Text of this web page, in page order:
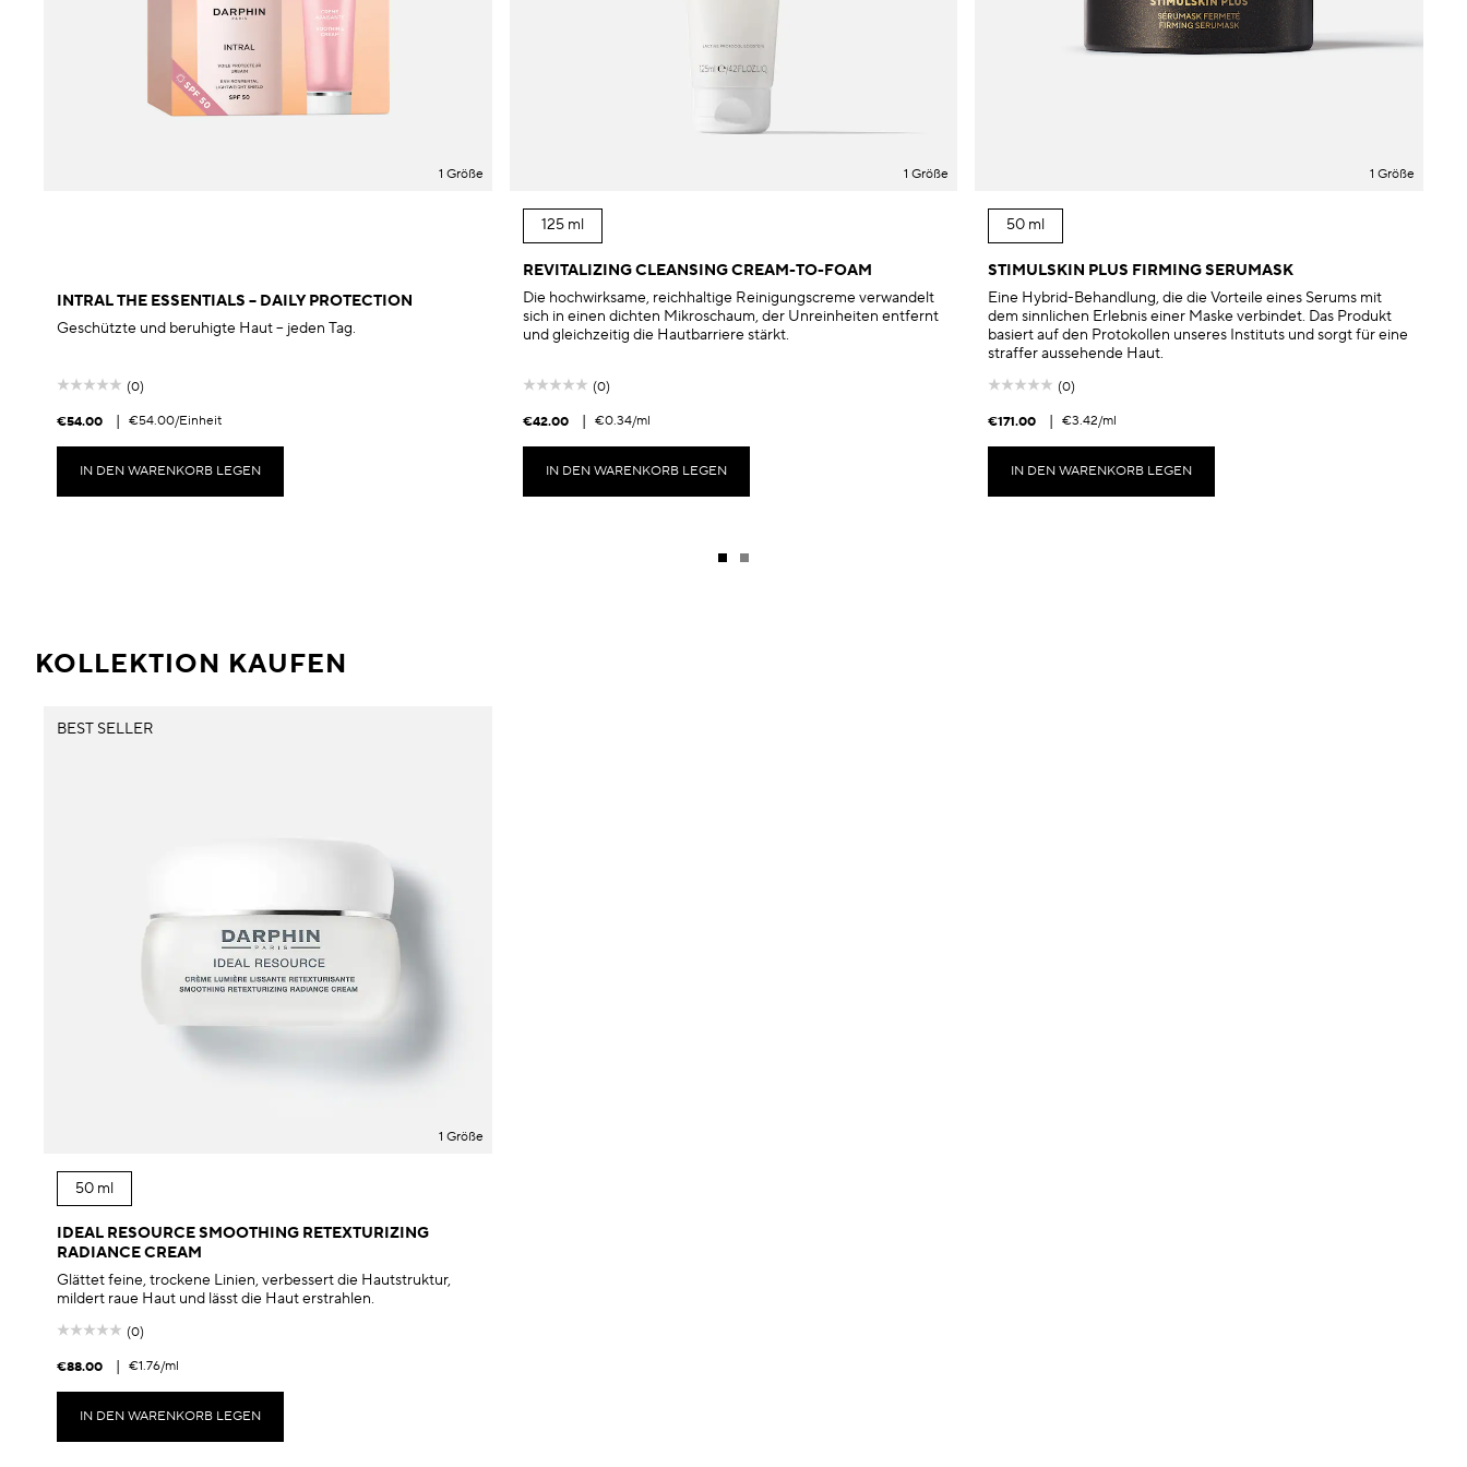
1 Größe
INTRAL THE ESSENTIALS – DAILY PROTECTION
Geschützte und beruhigte Haut – jeden Tag.
(0)
€54.00 | €54.00/Einheit
IN DEN WARENKORB LEGEN
1 Größe
125 ml
REVITALIZING CLEANSING CREAM-TO-FOAM
Die hochwirksame, reichhaltige Reinigungscreme verwandelt
sich in einen dichten Mikroschaum, der Unreinheiten entfernt
und gleichzeitig die Hautbarriere stärkt.
(0)
€42.00 | €0.34/ml
IN DEN WARENKORB LEGEN
1 Größe
50 ml
STIMULSKIN PLUS FIRMING SERUMASK
Eine Hybrid-Behandlung, die die Vorteile eines Serums mit
dem sinnlichen Erlebnis einer Maske verbindet. Das Produkt
basiert auf den Protokollen unseres Instituts und sorgt für eine
straffer aussehende Haut.
(0)
€171.00 | €3.42/ml
IN DEN WARENKORB LEGEN
KOLLEKTION KAUFEN
BEST SELLER
1 Größe
50 ml
IDEAL RESOURCE SMOOTHING RETEXTURIZING
RADIANCE CREAM
Glättet feine, trockene Linien, verbessert die Hautstruktur,
mildert raue Haut und lässt die Haut erstrahlen.
(0)
€88.00 €1.76/ml
IN DEN WARENKORB LEGEN